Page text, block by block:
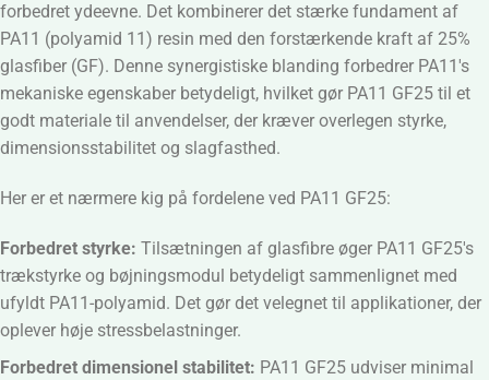
forbedret ydeevne. Det kombinerer det stærke fundament af
PA11 (polyamid 11) resin med den forstærkende kraft af 25%
glasfiber (GF). Denne synergistiske blanding forbedrer PA11's
mekaniske egenskaber betydeligt, hvilket gør PA11 GF25 til et
godt materiale til anvendelser, der kræver overlegen styrke,
dimensionsstabilitet og slagfasthed.
Her er et nærmere kig på fordelene ved PA11 GF25:
Forbedret styrke: Tilsætningen af glasfibre øger PA11 GF25's
trækstyrke og bøjningsmodul betydeligt sammenlignet med
ufyldt PA11-polyamid. Det gør det velegnet til applikationer, der
oplever høje stressbelastninger.
Forbedret dimensionel stabilitet: PA11 GF25 udviser minimal